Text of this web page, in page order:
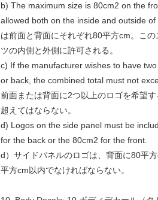
b) The maximum size is 80cm2 on the
allowed both on the inside and outside
は前面と背面にそれぞれ80平方cm。こ
ツの内側と外側に許可される。
c) If the manufacturer wishes to have
or back, the combined total must not
前面または背面に2つ以上のロゴを希望
超えてはならない。
d) Logos on the side panel must be
for the back or the 80cm2 for the front.
d）サイドパネルのロゴは、背面に80平
平方cm以内でなければならない。